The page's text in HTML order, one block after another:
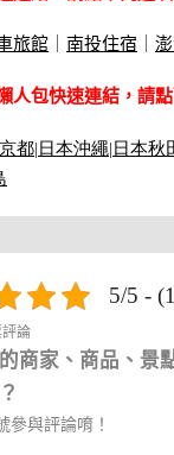
旅館 南投住宿
人包快速連結，請
都| 日本沖繩| 日本秋
5/5 -
評論
商家、商品、景
參與評論唷！